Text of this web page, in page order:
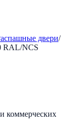
двери/
RAL/NCS
коммерческих